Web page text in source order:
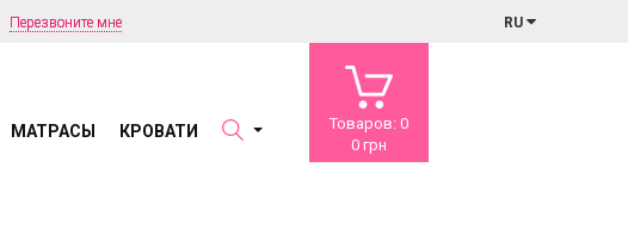
Перезвоните мне RU
МАТРАСЫ КРОВАТИ
Товаров: 0
0 грн